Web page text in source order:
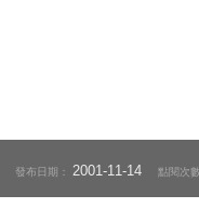
發布日期： 2001-11-14 點閱次